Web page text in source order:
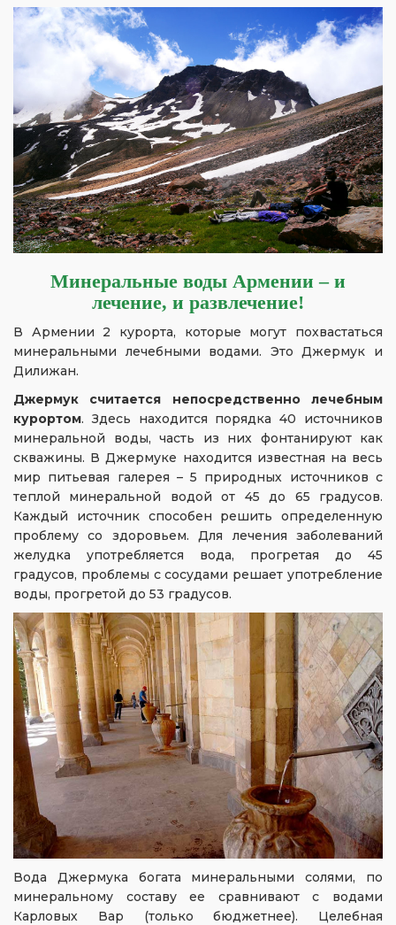
Минеральные воды Армении – и
лечение, и развлечение!
В Армении 2 курорта, которые могут похвастаться
минеральными лечебными водами. Это Джермук и
Дилижан.
Джермук считается непосредственно лечебным
курортом. Здесь находится порядка 40 источников
минеральной воды, часть из них фонтанируют как
скважины. В Джермуке находится известная на весь
мир питьевая галерея – 5 природных источников с
теплой минеральной водой от 45 до 65 градусов.
Каждый источник способен решить определенную
проблему со здоровьем. Для лечения заболеваний
желудка употребляется вода, прогретая до 45
градусов, проблемы с сосудами решает употребление
воды, прогретой до 53 градусов.
Вода Джермука богата минеральными солями, по
минеральному составу ее сравнивают с водами
Карловых Вар (только бюджетнее). Целебная